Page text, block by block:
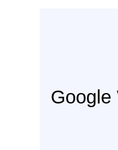
Google